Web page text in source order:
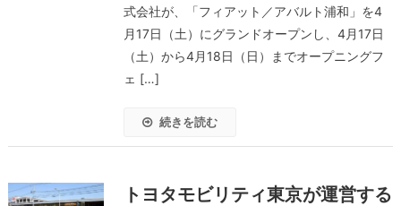
式会社が、「フィアット／アバルト浦和」を4
月17日（土）にグランドオープンし、4⽉17⽇
（土）から4月18⽇（日）までオープニングフ
ェ […]
続きを読む
トヨタモビリティ東京が運営する